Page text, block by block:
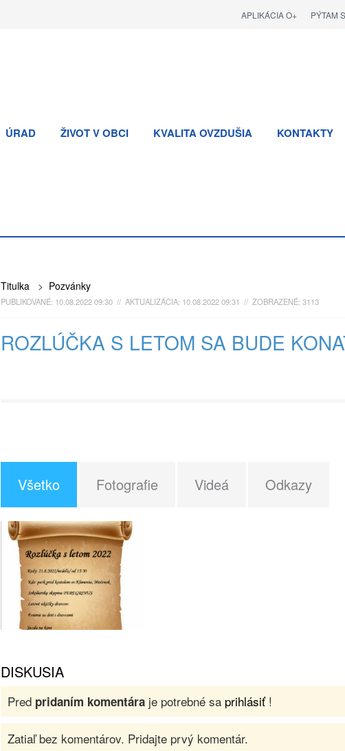
PÝTAM
APLIKÁCIA O+
ÚRAD ŽIVOT V OBCI KVALITA OVZDUŠIA KONTAKTY
Titulka> Pozvánky
PUBLIKOVANÉ: 10.08.2022 09:30 // AKTUALIZÁCIA: 10.08.2022 09:31 // ZOBRAZENÉ: 3113
ROZLÚČKA S LETOM SA BUDE
Všetko Fotografie Videá Odkazy
DISKUSIA
Pred pridaním komentáraje potrebné sa prihlásiť!
Zatiaľ bez komentárov. Pridajte prvý komentár.